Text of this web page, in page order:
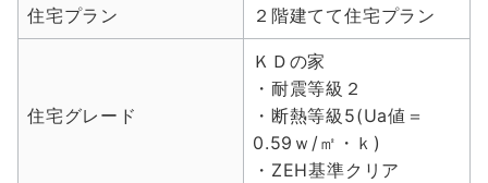
住宅プラン ２階建てて住宅プラン
住宅グレード
ＫＤの家
・耐震等級２
・断熱等級5(Ua値＝
0.59ｗ/㎡・ｋ)
・ZEH基準クリア